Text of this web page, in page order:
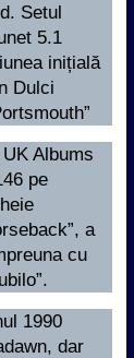
Setul
5.1
inițială
Dulci
Albums
pe
a
cu
1990
dar